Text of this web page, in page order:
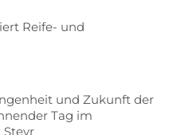
Reife- und
und Zukunft der
Tag im